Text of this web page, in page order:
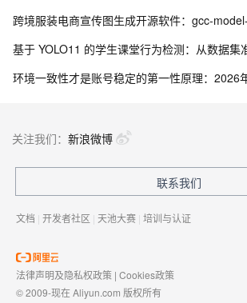
基于 YOLO11 的学生课堂行为检测：从数据集
关注我们： 新浪微博
联系我们
文档 | 开发者社区 | 天池大赛 | 培训与认证
法律声明及隐私权政策 | Cookies政策
© 2009-现在 Aliyun.com 版权所有